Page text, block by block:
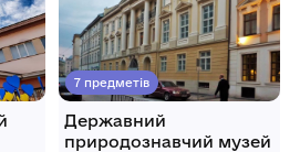
7 предметів
Державний
природознавчий музей